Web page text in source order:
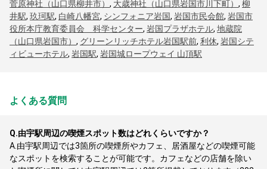
菅原神社（山口県柳井市） , 大歳神社（山口県岩国市川下町） , 柳
井駅, 玖珂駅, 白崎八幡宮, シンフォニア岩国, 岩国市民会館, 岩国市
役所本庁教育委員会 科学センター, 岩国プラザホテル, 地蔵院
（山口県岩国市） , グリーンリッチホテル岩国駅前, 利休, 岩国シテ
ィビューホテル, 岩国駅, 岩国城ロープウェイ 山頂駅
よくある質問
Q.由宇駅周辺の喫煙スポット数はどれくらいですか？
A. 由宇駅周辺では3箇所の喫煙所やカフェ、居酒屋などの喫煙可能
なスポットを検索することが可能です。カフェなどの店舗を除い